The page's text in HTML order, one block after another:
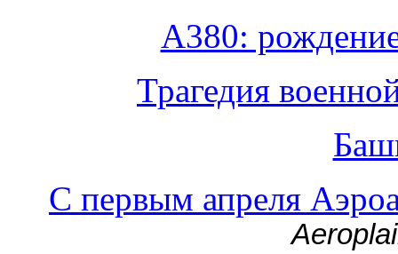
А380:
Трагедия
С первым апреля